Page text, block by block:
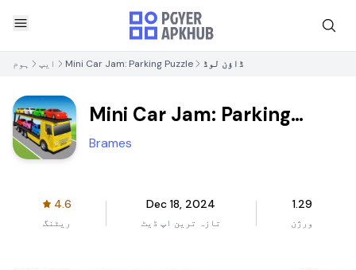
ہوم ایپ Mini Car Jam: Parking Puzzle ڈاؤن لوڈ
Mini Car Jam: Parking
Puzzle
Brames
4.6
ریٹنگ
Dec 18, 2024
تازہ ترین اپ ڈیٹ
1.29
ورژن